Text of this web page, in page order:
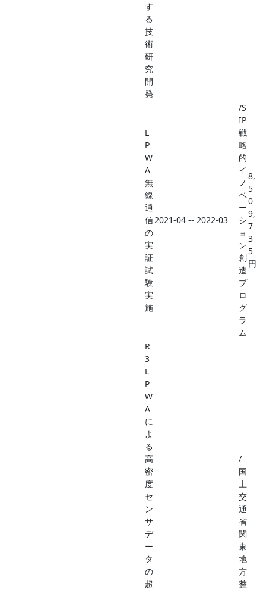
す
る
技
術
研
究
開
発
L
P
W
A
無
線
通
信
の
実
証
試
験
実
施
2021-04 -- 2022-03
/S
IP
戦
略
的
イ
ノ
ベ
ー
シ
ョ
ン
創
造
プ
ロ
グ
ラ
ム
8,
5
0
9,
7
3
5
円
R
3
L
P
W
A
に
よ
る
高
密
度
セ
ン
サ
デ
ー
タ
の
超
/
国
土
交
通
省
関
東
地
方
整